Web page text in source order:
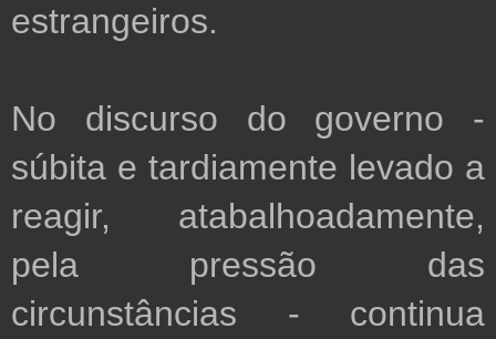
estrangeiros.
No discurso do governo -
súbita e tardiamente levado a
reagir, atabalhoadamente,
pela pressão das
circunstâncias - continua